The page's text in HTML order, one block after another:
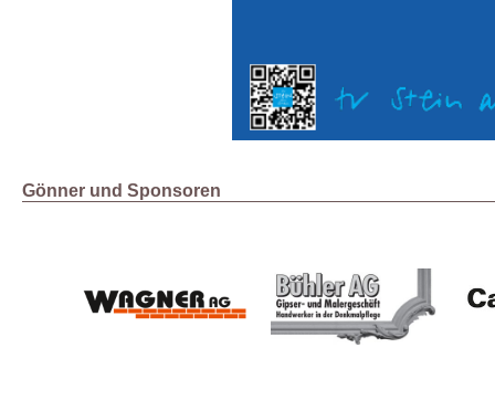
Gönner und Sponsoren